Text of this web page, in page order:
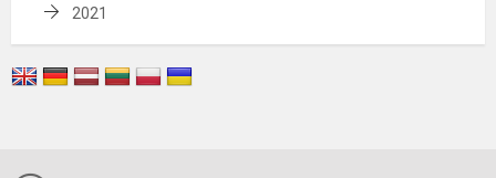
2021